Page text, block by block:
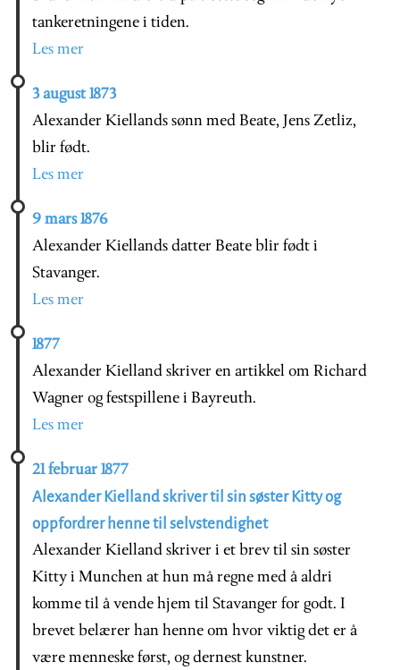
tankeretningene i tiden.
Les mer
3 august 1873
Alexander Kiellands sønn med Beate, Jens Zetliz,
blir født.
Les mer
9 mars 1876
Alexander Kiellands datter Beate blir født i
Stavanger.
Les mer
1877
Alexander Kielland skriver en artikkel om Richard
Wagner og festspillene i Bayreuth.
Les mer
21 februar 1877
Alexander Kielland skriver til sin søster Kitty og
oppfordrer henne til selvstendighet
Alexander Kielland skriver i et brev til sin søster
Kitty i Munchen at hun må regne med å aldri
komme til å vende hjem til Stavanger for godt. I
brevet belærer han henne om hvor viktig det er å
være menneske først, og dernest kunstner.